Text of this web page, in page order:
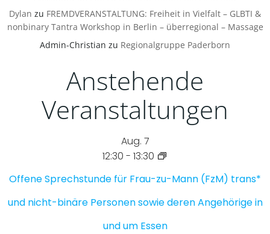
Dylan zu FREMDVERANSTALTUNG: Freiheit in Vielfalt – GLBTI &
nonbinary Tantra Workshop in Berlin – überregional – Massage
Admin-Christian zu Regionalgruppe Paderborn
Anstehende
Veranstaltungen
Aug. 7
12:30 - 13:30
Offene Sprechstunde für Frau-zu-Mann (FzM) trans*
und nicht-binäre Personen sowie deren Angehörige in
und um Essen